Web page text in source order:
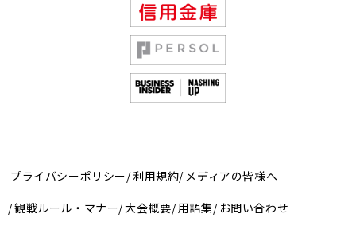
プライバシーポリシー 利用規約 メディアの皆様へ
観戦ルール・マナー 大会概要 用語集 お問い合わせ